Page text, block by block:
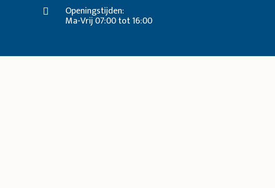
Openingstijden:
Ma-Vrij 07:00 tot 16:00